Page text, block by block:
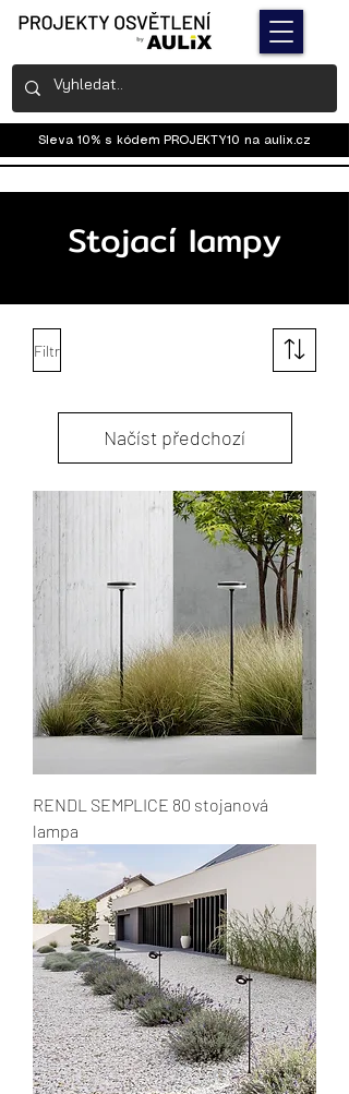
Sleva 10% s kódem PROJEKTY10 na aulix.cz
Stojací lampy
Filtr
Načíst předchozí
RENDL SEMPLICE 80 stojanová
lampa